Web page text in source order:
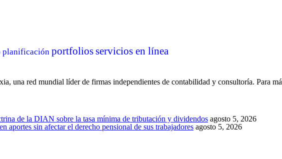
planificación portfoliosservicios en línea
una red mundial líder de firmas independientes de contabilidad y consultoría. Para
de la DIAN sobre la tasa mínima de tributación y dividendos agosto 5, 2026
aportes sin afectar el derecho pensional de sus trabajadores agosto 5, 2026